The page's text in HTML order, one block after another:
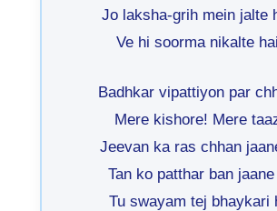
Jo laksha-grih mein jalte
Ve hi soorma nikalte
Badhkar vipattiyon par
Mere kishore! Mere
Jeevan ka ras chhan
Tan ko patthar ban
Tu swayam tej bhaykari